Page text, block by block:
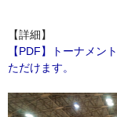
【詳細】
【PDF】トーナメン
ただけます。